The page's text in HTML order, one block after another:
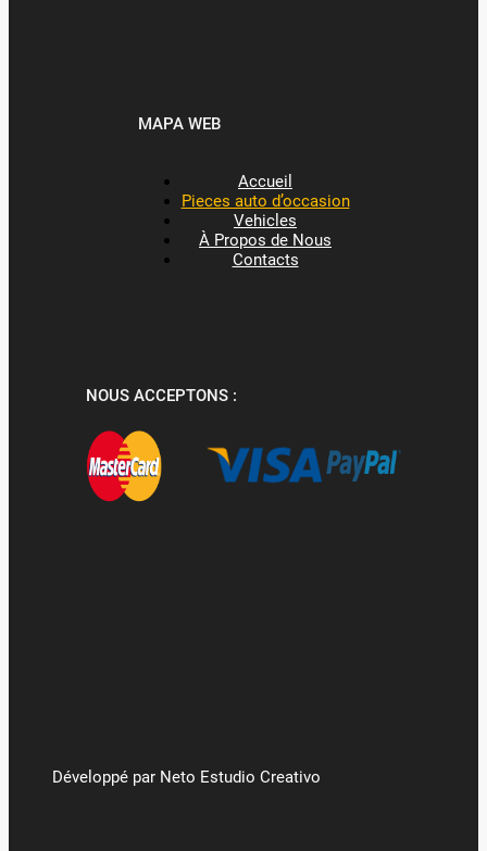
MAPA WEB
Accueil
Pieces auto d’occasion
Vehicles
À Propos de Nous
Contacts
NOUS ACCEPTONS :
Développé par Neto Estudio Creativo